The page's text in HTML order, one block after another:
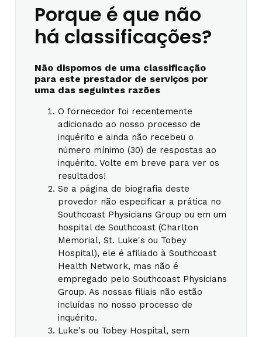
Porque é que não
há classificações?
Não dispomos de uma classificação
para este prestador de serviços por
uma das seguintes razões
O fornecedor foi recentemente
adicionado ao nosso processo de
inquérito e ainda não recebeu o
número mínimo (30) de respostas ao
inquérito. Volte em breve para ver os
resultados!
Se a página de biografia deste
provedor não especificar a prática no
Southcoast Physicians Group ou em um
hospital de Southcoast (Charlton
Memorial, St. Luke's ou Tobey
Hospital), ele é afiliado à Southcoast
Health Network, mas não é
empregado pelo Southcoast Physicians
Group. As nossas filiais não estão
incluídas no nosso processo de
inquérito.
Luke's ou Tobey Hospital, sem